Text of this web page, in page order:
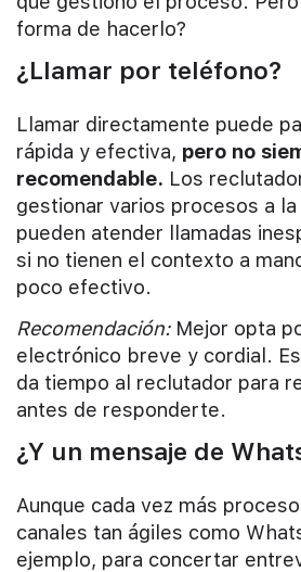
forma de hacerlo?
¿Llamar por teléfono?
Llamar directamente puede
rápida y efectiva, pero no
recomendable. Los
gestionar varios procesos a
pueden atender llamadas
si no tienen el contexto a
poco efectivo.
Recomendación:Mejor opta
electrónico breve y cordial.
da tiempo al reclutador para
antes de responderte.
¿Y un mensaje de
Aunque cada vez más
canales tan ágiles como
ejemplo, para concertar